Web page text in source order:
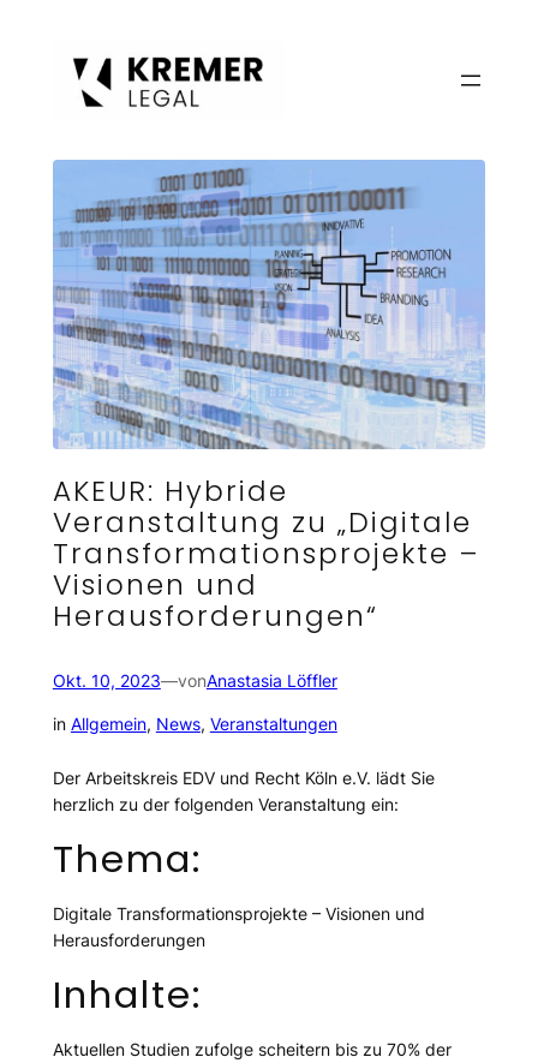
AKEUR: Hybride
Veranstaltung zu „Digitale
Transformationsprojekte –
Visionen und
Herausforderungen“
Okt. 10, 2023—vonAnastasia Löffler
in Allgemein, News, Veranstaltungen
Der Arbeitskreis EDV und Recht Köln e.V. lädt Sie
herzlich zu der folgenden Veranstaltung ein:
Thema:
Digitale Transformationsprojekte – Visionen und
Herausforderungen
Inhalte:
Aktuellen Studien zufolge scheitern bis zu 70% der